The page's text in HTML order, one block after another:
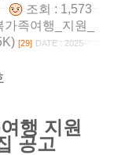
조회 : 1,573
족여행_지원_
[29] DATE : 2025-
행 지원
공고